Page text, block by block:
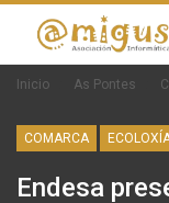
Inicio As Pontes
COMARCA
Endesa